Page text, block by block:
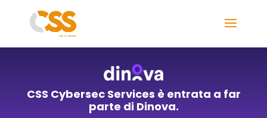
CSS Cybersec Services è entrata a far
parte di Dinova.